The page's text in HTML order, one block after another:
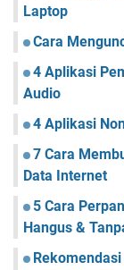
Laptop
Cara
4 Aplikasi
Audio
4 Aplikasi
7 Cara
Data Internet
5 Cara
Hangus &